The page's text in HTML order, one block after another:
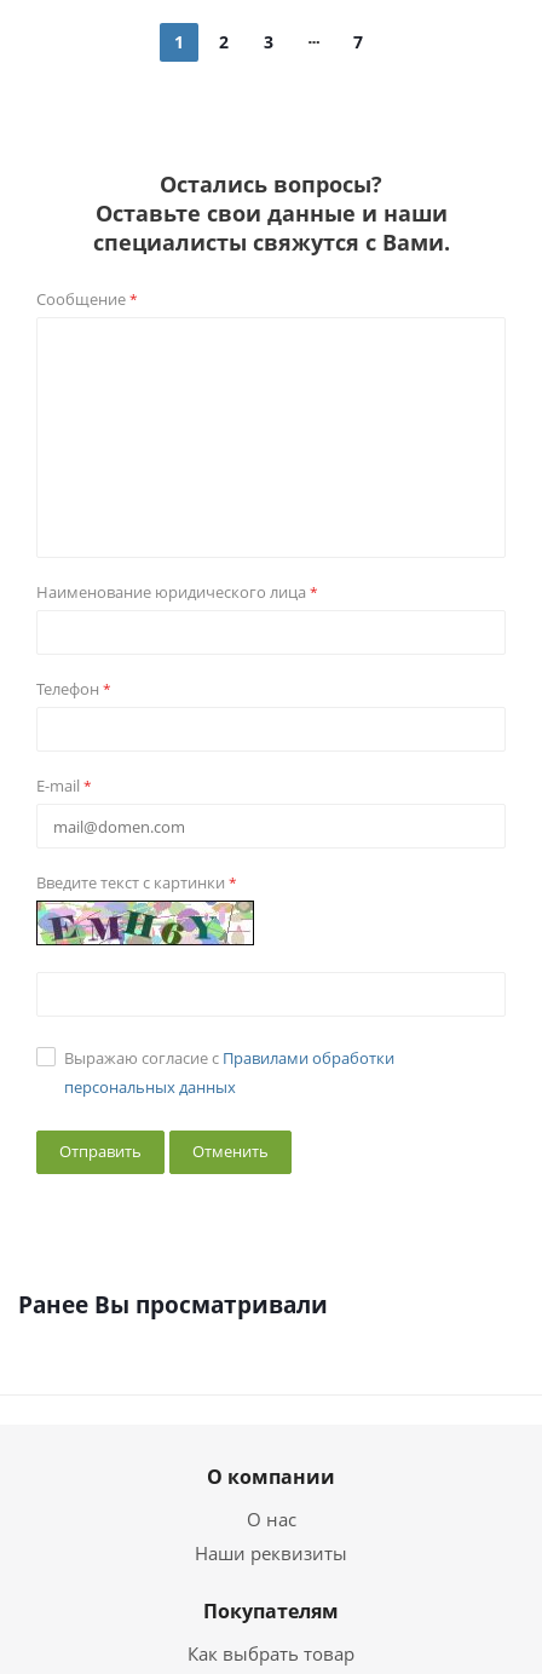
1 2 3 7
Остались вопросы?
Оставьте свои данные и наши
специалисты свяжутся с Вами.
Сообщение*
Наименование юридического лица *
Телефон *
E-mail *
Введите текст с картинки *
Выражаю согласие с Правилами обработки
персональных данных
Отменить
Ранее Вы просматривали
О компании
О нас
Наши реквизиты
Покупателям
Как выбрать товар